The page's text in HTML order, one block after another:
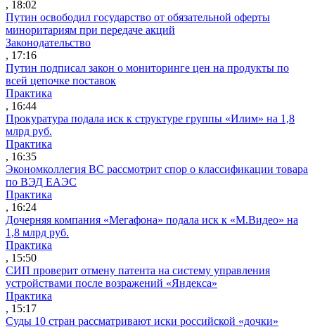
, 18:02
Путин освободил государство от обязательной оферты
миноритариям при передаче акций
Законодательство
, 17:16
Путин подписал закон о мониторинге цен на продукты по
всей цепочке поставок
Практика
, 16:44
Прокуратура подала иск к структуре группы «Илим» на 1,8
млрд руб.
Практика
, 16:35
Экономколлегия ВС рассмотрит спор о классификации товара
по ВЭД ЕАЭС
Практика
, 16:24
Дочерняя компания «Мегафона» подала иск к «М.Видео» на
1,8 млрд руб.
Практика
, 15:50
СИП проверит отмену патента на систему управления
устройствами после возражений «Яндекса»
Практика
, 15:17
Суды 10 стран рассматривают иски российской «дочки»